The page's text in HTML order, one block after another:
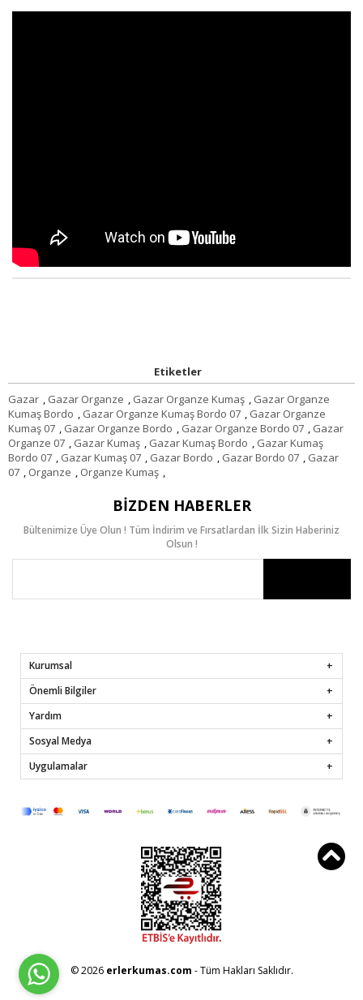
Etiketler
Gazar , Gazar Organze , Gazar Organze Kumaş , Gazar Organze
Kumaş Bordo , Gazar Organze Kumaş Bordo 07 , Gazar Organze
Kumaş 07 , Gazar Organze Bordo , Gazar Organze Bordo 07 , Gazar
Organze 07 , Gazar Kumaş , Gazar Kumaş Bordo , Gazar Kumaş
Bordo 07 , Gazar Kumaş 07 , Gazar Bordo , Gazar Bordo 07 , Gazar
07 , Organze , Organze Kumaş ,
BIZDEN HABERLER
Bültenimize Üye Olun ! Tüm İndirim ve Fırsatlardan İlk Sizin Haberiniz
Olsun !
Kurumsal
Önemli Bilgiler
Yardım
Sosyal Medya
Uygulamalar
© 2026 erlerkumas.com - Tüm Hakları Saklıdır.